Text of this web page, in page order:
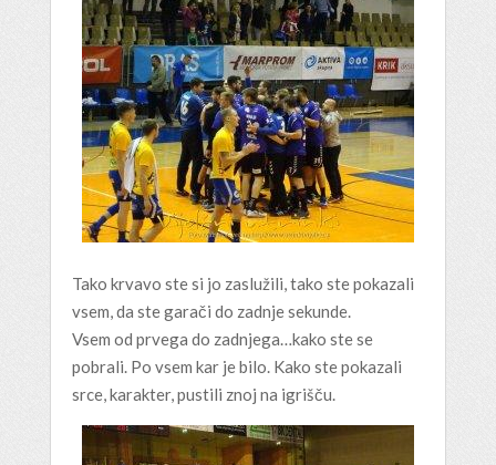
Tako krvavo ste si jo zaslužili, tako ste pokazali
vsem, da ste garači do zadnje sekunde.
Vsem od prvega do zadnjega…kako ste se
pobrali. Po vsem kar je bilo. Kako ste pokazali
srce, karakter, pustili znoj na igrišču.